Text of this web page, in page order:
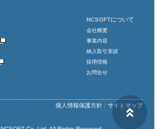
NCSOFTについて
会社概要
事業内容
納入取引実績
採用情報
お問合せ
個人情報保護方針 | サイトマップ